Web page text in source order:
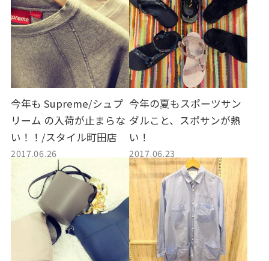
今年も Supreme/シュプ
リーム の入荷が止まらな
い！！/スタイル町田店
2017.06.26
今年の夏もスポーツサン
ダルこと、スポサンが熱
い！
2017.06.23